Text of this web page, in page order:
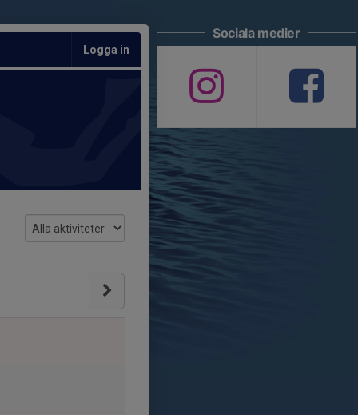
Logga in
Sociala medier